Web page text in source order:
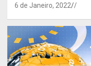
6 de Janeiro, 2022 /